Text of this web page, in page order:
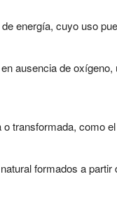
energía, cuyo uso
ausencia de
transformada, como
formados a